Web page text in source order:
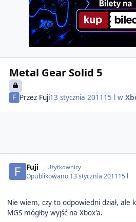
Metal Gear Solid 5
Przez Fuji13 stycznia 2011 15 l w
Fuji Użytkownicy
Opublikowano 13 stycznia 201115 l
Nie wiem, czy to odpowiedni dział, ale
MGS mógłby wyjść na Xbox'a.